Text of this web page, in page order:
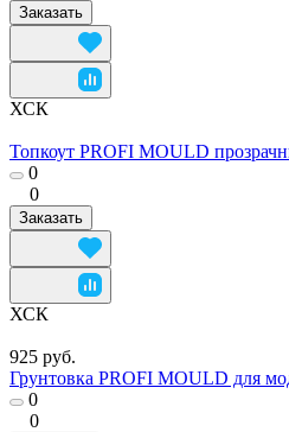
Заказать
ХСК
Топкоут PROFI MOULD
0
0
Заказать
ХСК
925 руб.
Грунтовка PROFI MOULD для
0
0